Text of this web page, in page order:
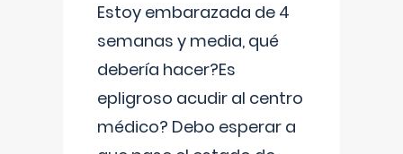
Estoy embarazada de 4
semanas y media, qué
debería hacer?Es
epligroso acudir al centro
médico? Debo esperar a